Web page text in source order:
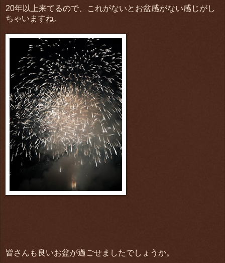
20年以上来てるので、これがないとお盆感がない感じがし
ちゃいますね。
皆さんも良いお盆が過ごせましたでしょうか。